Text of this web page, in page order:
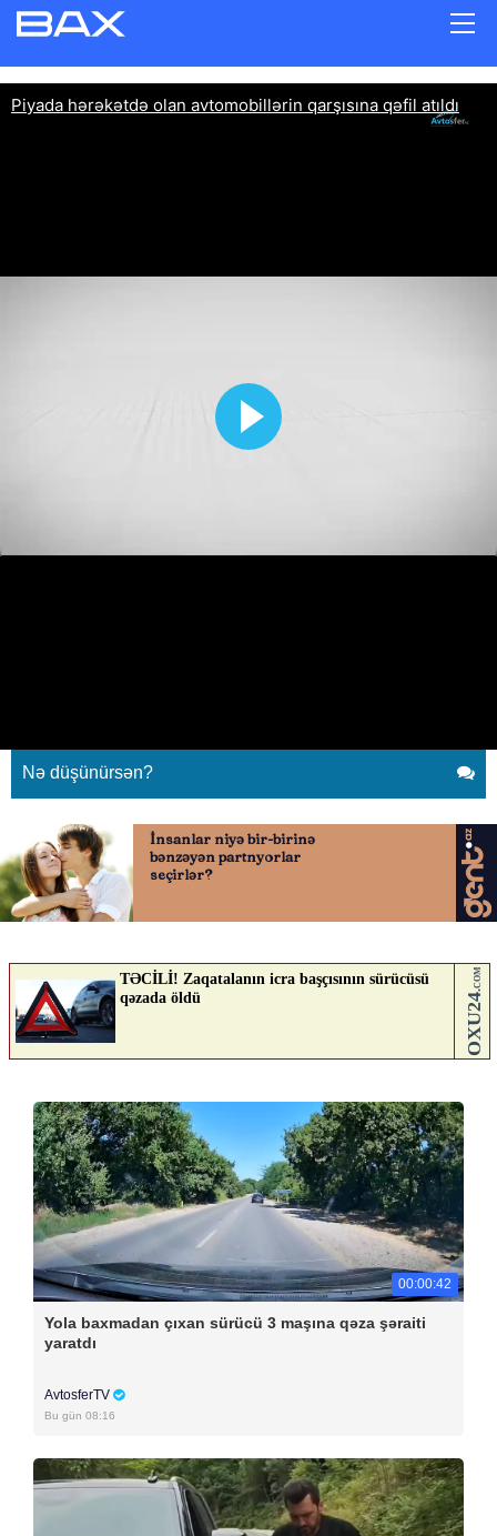
Piyada hərəkətdə olan
Nə düşünürsən?
00:00:42
Yola baxmadan çıxan sürücü 3 maşına qəza şəraiti
yaratdı
AvtosferTV
Bu gün 08:16